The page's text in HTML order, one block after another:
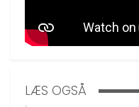
LÆS OGSÅ